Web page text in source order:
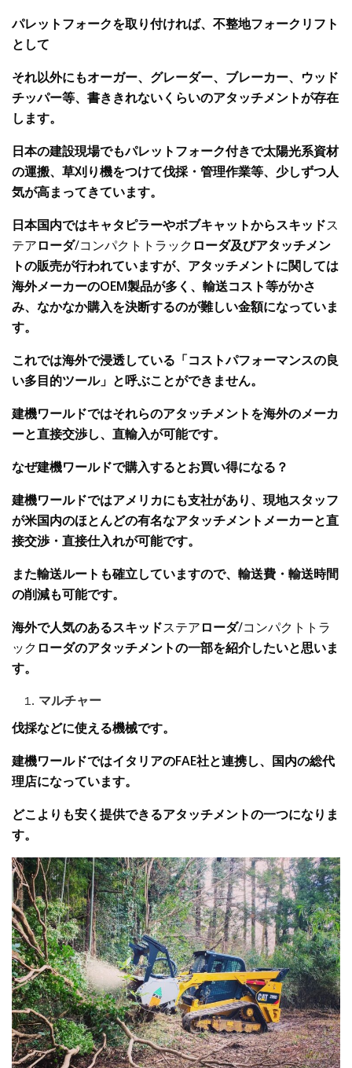
パレットフォークを取り付ければ、不整地フォークリフト
として
それ以外にもオーガー、 グレーダー、ブレーカー、 ウッド
チッパー等、 書ききれないくらいのアタッチメントが存在
します。
日本の建設現場でもパレットフォーク付きで太陽光系資材
の運搬、草刈り機をつけて伐採・管理作業等、 少しずつ人
気が高まってきています。
日本国内ではキャタピラーやボブキャットからスキッドス
テアローダ/コンパクトトラック ローダ及びアタッチメン
トの販売が行われていますが、アタッチメントに関しては
海外メーカーのOEM製品が多く 、 輸送コスト等がかさ
み、 なかなか購入を決断するのが難しい金額になっていま
す。
これでは海外で浸透している「コストパフォーマンスの良
い多目的ツール」 と呼ぶことができません。
建機ワールドではそれらのアタッチメントを海外のメーカ
ーと直接交渉し、直輸入が可能です。
なぜ建機ワールドで購入するとお買い得になる？
建機ワールドではアメリカにも支社があり、現地スタッフ
が米国内のほとんどの有名なアタッチメントメーカーと直
接交渉・直接仕入れが可能です。
また輸送ルートも確立していますので、輸送費・輸送時間
の削減も可能です。
海外で人気のあるスキッドステアローダ/コンパクトトラ
ック ローダのアタッチメントの一部を紹介したいと思いま
す。
マルチャー
伐採などに使える機械です。
建機ワールドではイタリアのFAE社と連携し、国内の総代
理店になっています。
どこよりも安く提供できるアタッチメントの一つになりま
す。